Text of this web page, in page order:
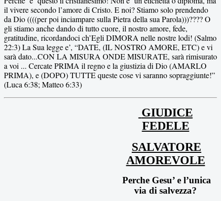
il vivere secondo l’amore di Cristo. E noi? Stiamo solo prendendo
da Dio ((((per poi inciampare sulla Pietra della sua Parola)))???? O
gli stiamo anche dando di tutto cuore, il nostro amore, fede,
gratitudine, ricordandoci ch’Egli DIMORA nelle nostre lodi! (Salmo
22:3) La Sua legge e’, “DATE, (IL NOSTRO AMORE, ETC) e vi
sarà dato...CON LA MISURA ONDE MISURATE, sarà rimisurato
a voi ... Cercate PRIMA il regno e la giustizia di Dio (AMARLO
PRIMA), e (DOPO) TUTTE queste cose vi saranno sopraggiunte!”
(Luca 6:38; Matteo 6:33)
GIUDICE
FEDELE
SALVATORE
AMOREVOLE
Perche Gesu’ e l’unica
via di salvezza?